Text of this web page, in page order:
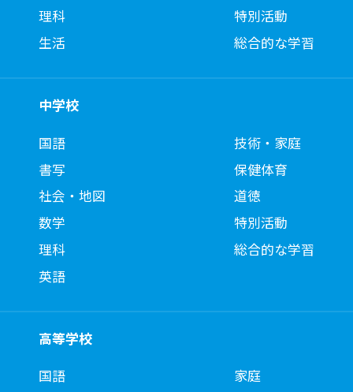
理科
生活
特別活動
総合的な学習
中学校
国語
書写
社会・地図
数学
理科
英語
技術・家庭
保健体育
道徳
特別活動
総合的な学習
高等学校
国語
家庭